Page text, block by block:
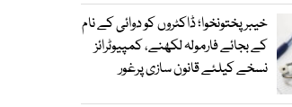
خیبرپختونخوا؛ ڈاکٹروں کو دوائی کے نام
کے بجائے فارمولہ لکھنے، کمپیوٹرائز
نسخے کیلئے قانون سازی پرغور